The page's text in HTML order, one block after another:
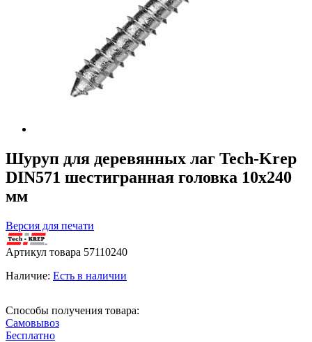
Шуруп для деревянных лаг Tech-Krep
DIN571 шестигранная головка 10х240
мм
Версия для печати
Артикул товара 57110240
Наличие: Есть в наличии
Способы получения товара:
Самовывоз
Бесплатно